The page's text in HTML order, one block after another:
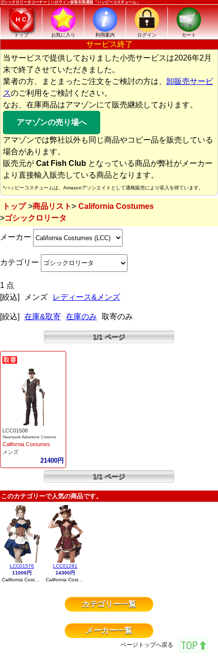
ゴシックロリータコーナー｜ハロウィン仮装衣装通販「ハッピーコスチューム」
トップ お気に入り 利用案内 ログイン カート
サービス終了
当サービスで提供しておりました小売サービスは2026年2月
末で終了させていただきました。
業者の方、まとまったご注文をご検討の方は、 卸販売サービ
スのご利用をご検討ください。
なお、在庫商品はアマゾンにて販売継続しております。
アマゾンの売り場へ
アマゾンでは弊社以外も同じ商品やコピー品を販売している
場合があります。
販売元が Cat Fish Club となっている商品が弊社がメーカー
より直接輸入販売している商品となります。
*ハッピーコスチュームは、Amazonアソシエイトとして適格販売により収入を得ています。
トップ 商品リスト
California Costumes
ゴシックロリータ
メーカー
カテゴリー
1 点
[絞込]
メンズ レディース&メンズ
[絞込] 在庫&取寄 在庫のみ 取寄のみ
1/1 ページ
LCC01508
Steampunk Adventurer Costume
California Costumes
メンズ
21400円
1/1 ページ
このカテゴリーで人気の商品です。
LCC01576
11000円
LCC01281
14300円
カテゴリー一覧
メーカー一覧
ページトップへ戻る